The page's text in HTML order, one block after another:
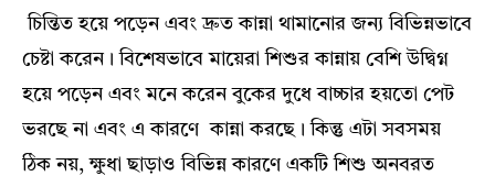
চিন্তিত হয়ে পড়েন এবং দ্রুত কান্না থামানোর জন্য বিভিন্নভাবে
চেষ্টা করেন। বিশেষভাবে মায়েরা শিশুর কান্নায় বেশি উদ্বিগ্ন
হয়ে পড়েন এবং মনে করেন বুকের দুধে বাচ্চার হয়তো পেট
ভরছে না এবং এ কারণে কান্না করছে। কিন্তু এটা সবসময়
ঠিক নয়, ক্ষুধা ছাড়াও বিভিন্ন কারণে একটি শিশু অনবরত